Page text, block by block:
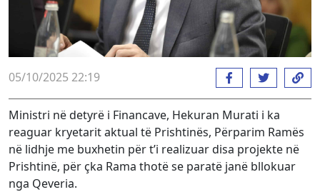
05/10/2025 22:19
Ministri në detyrë i Financave, Hekuran Murati i ka
reaguar kryetarit aktual të Prishtinës, Përparim Ramës
në lidhje me buxhetin për t’i realizuar disa projekte në
Prishtinë, për çka Rama thotë se paratë janë bllokuar
nga Qeveria.